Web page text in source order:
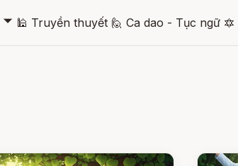
🞃 🕌 Truyền thuyết 🙋 Ca dao - Tục ngữ 🔯